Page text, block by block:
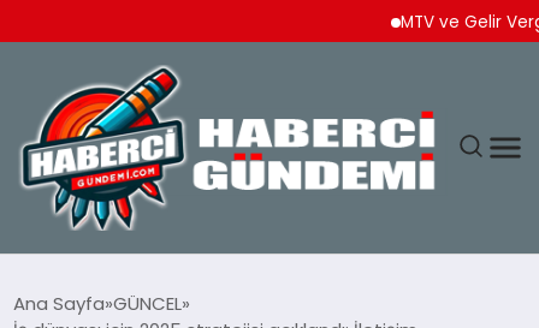
MTV ve Gelir Vergisi
Ana Sayfa GÜNCEL